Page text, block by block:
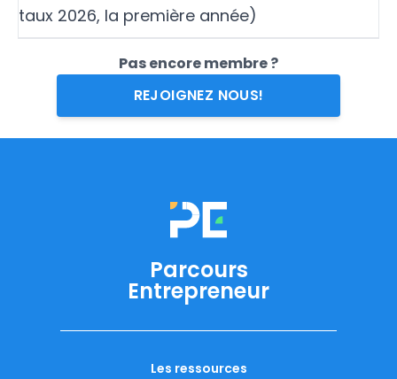
taux 2026, la première année)
Pas encore membre ?
REJOIGNEZ NOUS!
Parcours
Entrepreneur
Les ressources